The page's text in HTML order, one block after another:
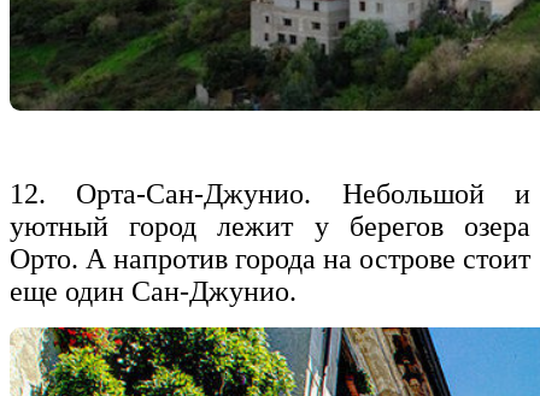
12. Орта-Сан-Джунио. Небольшой и
уютный город лежит у берегов озера
Орто. А напротив города на острове стоит
еще один Сан-Джунио.